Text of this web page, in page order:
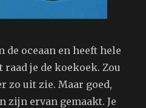
oceaan en heeft hele
raad je de koekoek. Zou
zo uit zie. Maar goed,
zijn ervan gemaakt. Je